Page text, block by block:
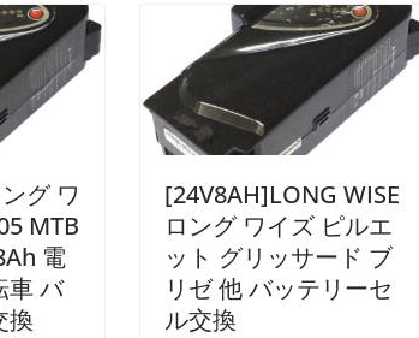
グ ワ
MTB
電
車 バ
換
[24V8AH]LONG WISE
ロング ワイズ ピルエ
ット グリッサード ブ
リゼ 他 バッテリーセ
ル交換